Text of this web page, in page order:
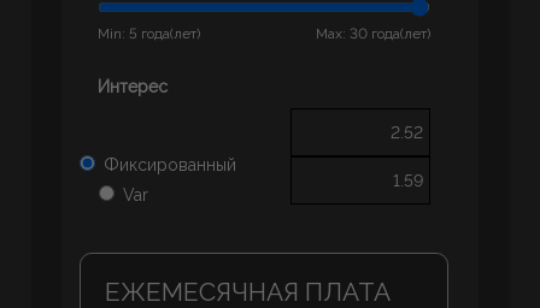
Min: 5 года(лет) Max: 30 года(лет)
Интерес
Фиксированный
Var
ЕЖЕМЕСЯЧНАЯ ПЛАТА